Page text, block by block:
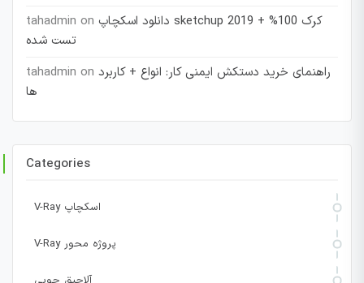
tahadmin on دانلود اسکچاپ sketchup 2019 + کرک 100%
تست شده
tahadmin on راهنمای خرید دستکش ایمنی کار: انواع + کاربرد
ها
Categories
V-Ray اسکچاپ
V-Ray پروژه محور